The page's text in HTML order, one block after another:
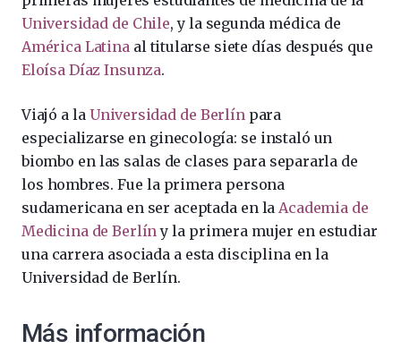
Universidad de Chile, y la segunda médica de
América Latinaal titularse siete días después que
Eloísa Díaz Insunza.
Viajó a la Universidad de Berlínpara
especializarse en ginecología: se instaló un
biombo en las salas de clases para separarla de
los hombres. Fue la primera persona
sudamericana en ser aceptada en laAcademia de
Medicina de Berlíny la primera mujer en estudiar
una carrera asociada a esta disciplina en la
Universidad de Berlín.
Más información